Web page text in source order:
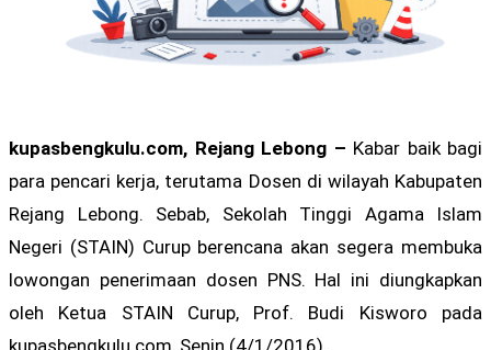
kupasbengkulu.com, Rejang Lebong – Kabar baik bagi
para pencari kerja, terutama Dosen di wilayah Kabupaten
Rejang Lebong. Sebab, Sekolah Tinggi Agama Islam
Negeri (STAIN) Curup berencana akan segera membuka
lowongan penerimaan dosen PNS. Hal ini diungkapkan
oleh Ketua STAIN Curup, Prof. Budi Kisworo pada